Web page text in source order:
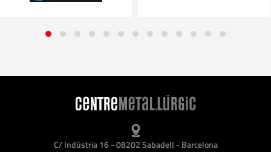
C/ Indústria 16 - 08202 Sabadell - Barcelona